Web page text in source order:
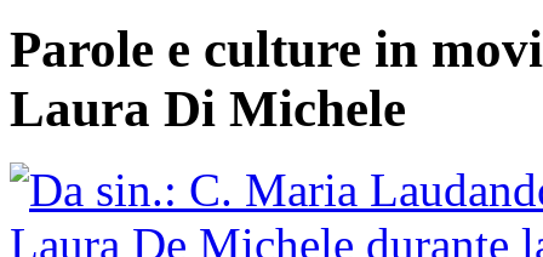
Parole e culture in
Laura Di Michele